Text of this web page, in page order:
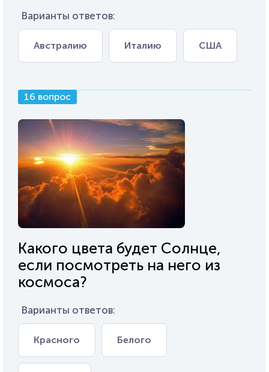
Варианты ответов:
Австралию Италию США
16 вопрос
Какого цвета будет Солнце,
если посмотреть на него из
космоса?
Варианты ответов:
Красного Белого